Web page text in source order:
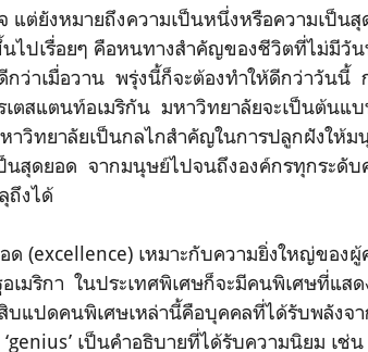
แต่ยังหมายถึงความเป็นหนึ่งหรือความเป็นสุ
ไปเรื่อยๆ คือหนทางสำคัญของชีวิตที่ไม่มีวั
ว่าเมื่อวาน พรุ่งนี้ก็จะต้องทำให้ดีกว่าวันนี้
ตสแตนท์อเมริกัน มหาวิทยาลัยจะเป็นต้นแ
าวิทยาลัยเป็นกลไกสำคัญในการปลูกฝังให้
นสุดยอด จากมนุษย์ไปจนถึงองค์กรทุกระดับ
ถึงได้
ด (excellence) เหมาะกับความยิ่งใหญ่ของ
เมริกา ในประเทศพิเศษก็จะมีคนพิเศษที่แส
แปดคนพิเศษเหล่านี้คือบุคคลที่ได้รับพลังจา
เป็นคำอธิบายที่ได้รับความนิยม เช่น